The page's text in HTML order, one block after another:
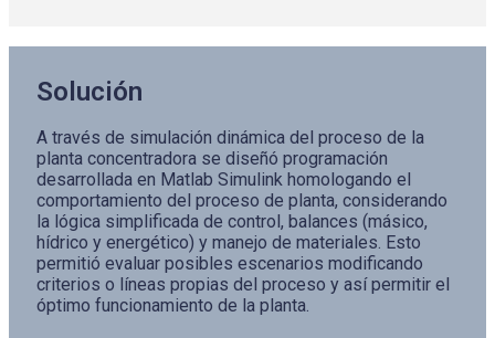
Solución
A través de simulación dinámica del proceso de la
planta concentradora se diseñó programación
desarrollada en Matlab Simulink homologando el
comportamiento del proceso de planta, considerando
la lógica simplificada de control, balances (másico,
hídrico y energético) y manejo de materiales. Esto
permitió evaluar posibles escenarios modificando
criterios o líneas propias del proceso y así permitir el
óptimo funcionamiento de la planta.